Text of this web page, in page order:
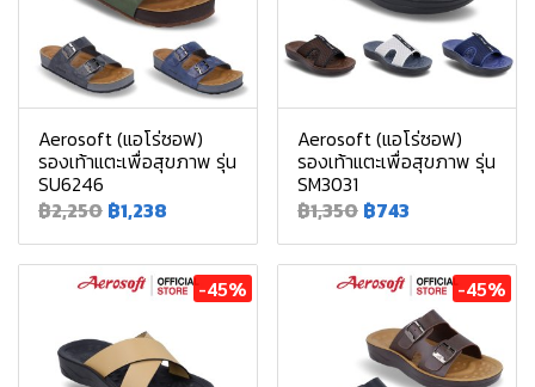
Aerosoft (แอโร่ซอฟ)
รองเท้าแตะเพื่อสุขภาพ รุ่น
SU6246
฿2,250 ฿1,238
Aerosoft (แอโร่ซอฟ)
รองเท้าแตะเพื่อสุขภาพ รุ่น
SM3031
฿1,350 ฿743
-45% -45%